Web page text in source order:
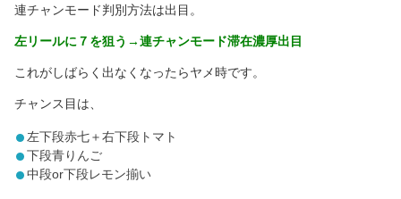
連チャンモード判別方法は出目。
左リールに７を狙う→連チャンモード滞在濃厚出目
これがしばらく出なくなったらヤメ時です。
チャンス目は、
左下段赤七＋右下段トマト
下段青りんご
中段or下段レモン揃い